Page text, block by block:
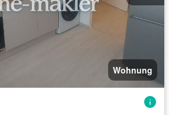
Wohnung